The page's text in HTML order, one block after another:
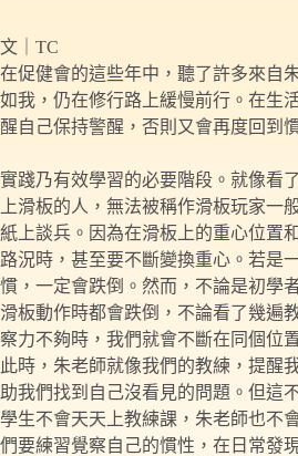
文｜TC
在促健會的這些年中，聽了許多來自
如我，仍在修行路上緩慢前行。在生
醒自己保持警醒，否則又會再度回到
實踐乃有效學習的必要階段。就像看
上滑板的人，無法被稱作滑板玩家一
紙上談兵。因為在滑板上的重心位置
路況時，甚至要不斷變換重心。若是
慣，一定會跌倒。然而，不論是初學
滑板動作時都會跌倒，不論看了幾遍
察力不夠時，我們就會不斷在同個位
此時，朱老師就像我們的教練，提醒
助我們找到自己沒看見的問題。但這
學生不會天天上教練課，朱老師也不
們要練習覺察自己的慣性，在日常發